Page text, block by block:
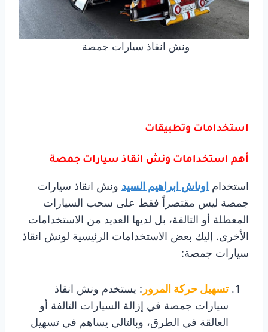
ونش انقاذ سيارات جمصة
استخدامات وتطبيقات
أهم استخدامات ونش انقاذ سيارات جمصة
استخدام اوناش ابراهيم السيد ونش انقاذ سيارات
جمصة ليس مقتصراً فقط على سحب السيارات
المعطلة أو التالفة، بل لديها العديد من الاستخدامات
الأخرى. إليك بعض الاستخدامات الرئيسية لونش انقاذ
سيارات جمصة:
تسهيل حركة المرور : يستخدم ونش انقاذ
سيارات جمصة في إزالة السيارات التالفة أو
العالقة في الطرق، وبالتالي يساهم في تسهيل